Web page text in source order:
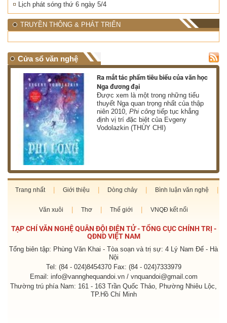
Lịch phát sóng thứ 6 ngày 5/4
TRUYỀN THÔNG & PHÁT TRIỂN
Cửa sổ văn nghệ
Ra mắt tác phẩm tiêu biểu của văn học
Nga đương đại
Được xem là một trong những tiểu
thuyết Nga quan trọng nhất của thập
niên 2010,Phi công tiếp tục khẳng
định vị trí đặc biệt của Evgeny
Vodolazkin (THÙY CHI)
Trang nhất Giới thiệu Dòng chảy Bình luận văn nghệ
Văn xuôi Thơ Thế giới VNQĐ kết nối
TẠP CHÍ VĂN NGHỆ QUÂN ĐỘI ĐIỆN TỬ - TỔNG CỤC CHÍNH TRỊ -
QĐND VIỆT NAM
Tổng biên tập: Phùng Văn Khai - Tòa soạn và trị sự: 4 Lý Nam Đế - Hà
Nội
Tel: (84 - 024)8454370 Fax: (84 - 024)7333979
Email: info@vannghequandoi.vn / vnquandoi@gmail.com
Thường trú phía Nam: 161 - 163 Trần Quốc Thảo, Phường Nhiêu Lộc,
TP.Hồ Chí Minh